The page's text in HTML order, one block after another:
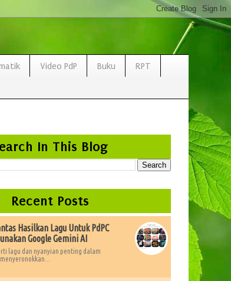
Video PdP Buku RPT
In This Blog
Recent Posts
Hasilkan Lagu Untuk PdPC
Google Gemini AI
lagu dan nyanyian penting dalam